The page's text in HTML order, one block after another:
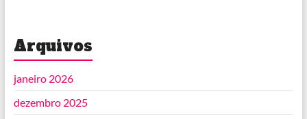
Arquivos
janeiro 2026
dezembro 2025